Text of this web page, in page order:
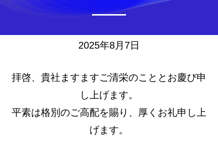
2025年8月7日
拝啓、貴社ますますご清栄のこととお慶び申
し上げます。
平素は格別のご高配を賜り、厚くお礼申し上
げます。